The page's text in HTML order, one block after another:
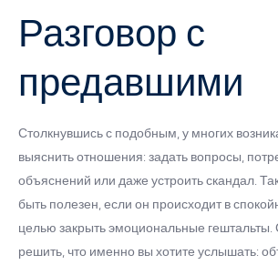
Разговор с
предавшими
Столкнувшись с подобным, у многих
выяснить отношения: задать вопросы,
объяснений или даже устроить скандал.
быть полезен, если он происходит в
целью закрыть эмоциональные гештальты.
решить, что именно вы хотите услышать: